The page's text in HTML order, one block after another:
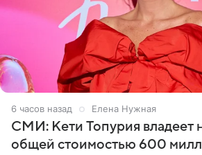
6 часов назад Елена Нужная
СМИ: Кети Топурия владеет
общей стоимостью 600